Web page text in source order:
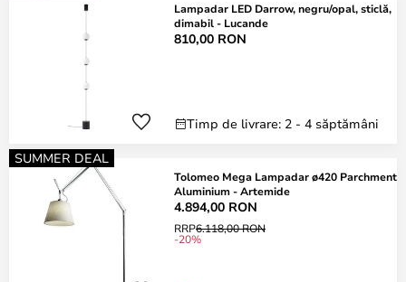
Lampadar LED Darrow, negru/opal, sticlă,
dimabil - Lucande
810,00 RON
Timp de livrare: 2 - 4 săptămâni
SUMMER DEAL
Tolomeo Mega Lampadar ø420 Parchment
Aluminium - Artemide
4.894,00 RON
RRP6.118,00 RON
-20%